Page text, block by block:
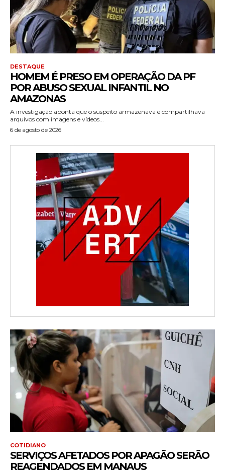
DESTAQUE
HOMEM É PRESO EM OPERAÇÃO DA PF
POR ABUSO SEXUAL INFANTIL NO
AMAZONAS
A investigação aponta que o suspeito armazenava e compartilhava
arquivos com imagens e vídeos...
6 de agosto de 2026
COTIDIANO
SERVIÇOS AFETADOS POR APAGÃO SERÃO
REAGENDADOS EM MANAUS